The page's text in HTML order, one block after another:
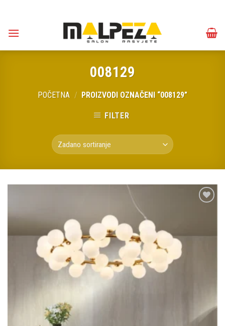
content
008129
POČETNA / PROIZVODI OZNAČENI “008129”
FILTER